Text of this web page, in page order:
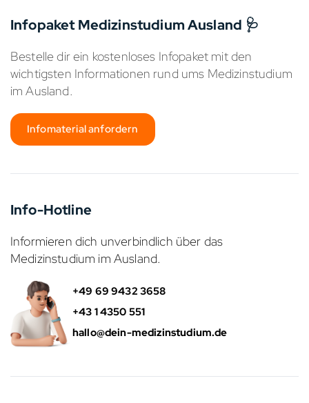
Infopaket Medizinstudium Ausland 🩺
Bestelle dir ein kostenloses Infopaket mit den
wichtigsten Informationen rund ums Medizinstudium
im Ausland.
Infomaterial anfordern
Info-Hotline
Informieren dich unverbindlich über das
Medizinstudium im Ausland.
+49 69 9432 3658
+43 1 4350 551
hallo@dein-medizinstudium.de